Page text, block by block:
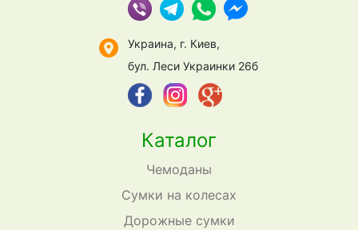
Каталог
Чемоданы
Сумки на колесах
Дорожные сумки
Украина, г. Киев,
бул. Леси Украинки 26б